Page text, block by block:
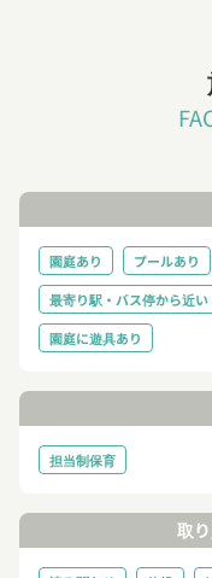
園庭あり プールあり
最寄り駅・バス停から近い
園庭に遊具あり
担当制保育
取